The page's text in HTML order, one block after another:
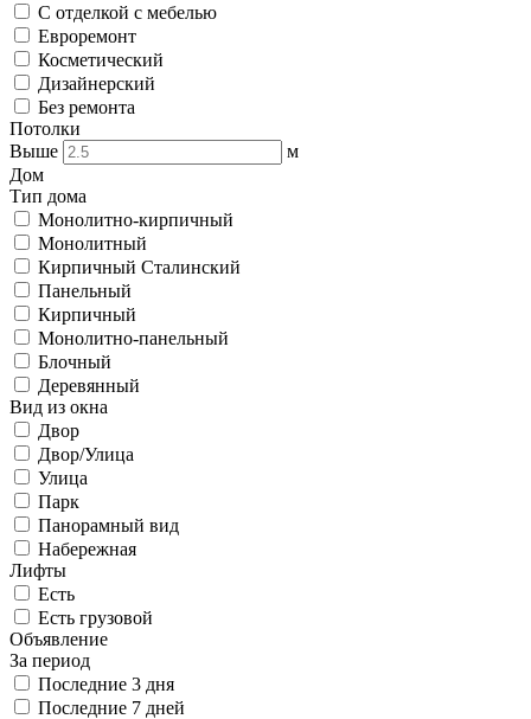
С отделкой с мебелью
Евроремонт
Косметический
Дизайнерский
Без ремонта
Потолки
Выше
м
Дом
Тип дома
Монолитно-кирпичный
Монолитный
Кирпичный Сталинский
Панельный
Кирпичный
Монолитно-панельный
Блочный
Деревянный
Вид из окна
Двор
Двор/Улица
Улица
Парк
Панорамный вид
Набережная
Лифты
Есть
Есть грузовой
Объявление
За период
Последние 3 дня
Последние 7 дней